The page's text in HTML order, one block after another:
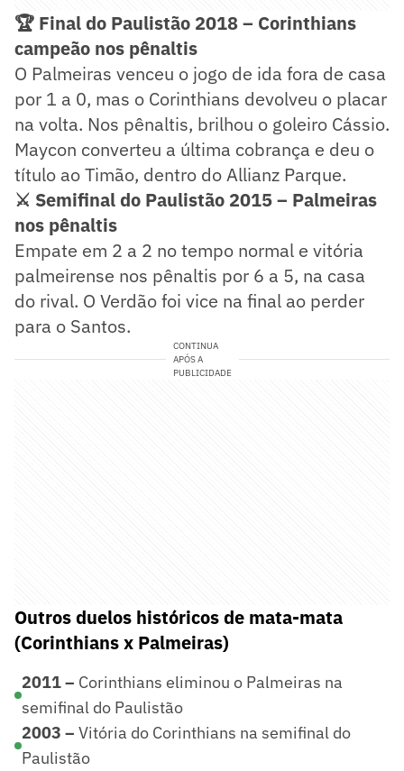
🏆 Final do Paulistão 2018 – Corinthians
campeão nos pênaltis
O Palmeiras venceu o jogo de ida fora de casa
por 1 a 0, mas o Corinthians devolveu o placar
na volta. Nos pênaltis, brilhou o goleiro Cássio.
Maycon converteu a última cobrança e deu o
título ao Timão, dentro do Allianz Parque.
⚔️ Semifinal do Paulistão 2015 – Palmeiras
nos pênaltis
Empate em 2 a 2 no tempo normal e vitória
palmeirense nos pênaltis por 6 a 5, na casa
do rival. O Verdão foi vice na final ao perder
para o Santos.
CONTINUA
APÓS A
PUBLICIDADE
Outros duelos históricos de mata-mata
(Corinthians x Palmeiras)
2011 – Corinthians eliminou o Palmeiras na
semifinal do Paulistão
2003 – Vitória do Corinthians na semifinal do
Paulistão